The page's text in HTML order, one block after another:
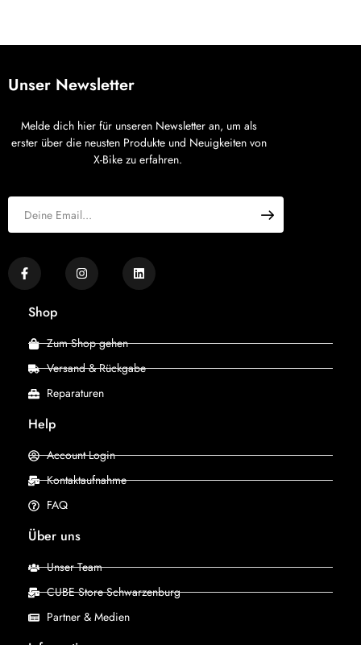
Unser Newsletter
Melde dich hier für unseren Newsletter an, um als
erster über die neusten Produkte und Neuigkeiten von
X-Bike zu erfahren.
Shop
Zum Shop gehen
Versand & Rückgabe
Reparaturen
Help
Account Login
Kontaktaufnahme
FAQ
Über uns
Unser Team
CUBE Store Schwarzenburg
Partner & Medien